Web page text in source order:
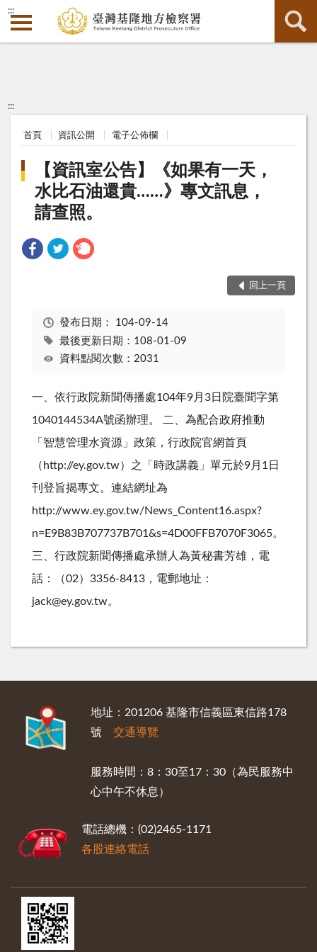
:::
:::
首頁 資訊公開 電子公佈欄
【資訊室公告】《如果有一天，
水比石油還貴……》專文訊息，
請查照。
回上一頁
發布日期： 104-09-14
最後更新日期：108-01-09
資料點閱次數：2031
一、依行政院新聞傳播處104年9月3日院臺聞字第
1040144534A號函辦理。 二、為配合政府推動
「智慧管理水資源」政策，行政院官網首頁
（http://ey.gov.tw）之「時政講義」單元於9月1日
刊登旨揭專文。連結網址為
http://www.ey.gov.tw/News_Content16.aspx?
n=E9B83B707737B701&s=4D00FFB7070F3065。
三、行政院新聞傳播處承辦人為黃秘書芳雄，電
話：（02）3356-8413，電郵地址：
jack@ey.gov.tw。
地址：201206 基隆市信義區東信路178
號 交通導覽
服務時間：8：30至17：30（為民服務中
心中午不休息）
電話總機：(02)2465-1171
各股連絡電話